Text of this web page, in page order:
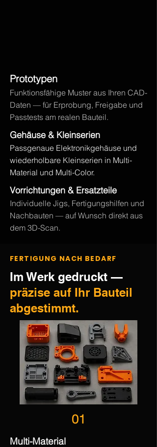
Prototypen
Funktionsfähige Muster aus Ihren CAD-
Daten — für Erprobung, Freigabe und
Passtests am realen Bauteil.
Gehäuse & Kleinserien
Passgenaue Elektronikgehäuse und
wiederholbare Kleinserien in Multi-
Material und Multi-Color.
Vorrichtungen & Ersatzteile
Individuelle Jigs, Fertigungshilfen und
Nachbauten — auf Wunsch direkt aus
dem 3D-Scan.
FERTIGUNG NACH BEDARF
Im Werk gedruckt —
präzise auf Ihr Bauteil
abgestimmt.
01
Multi-Material